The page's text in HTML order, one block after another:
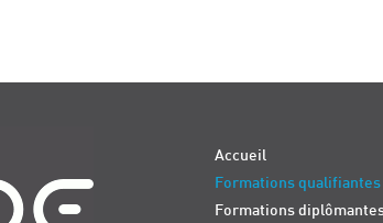
Accueil
Formations qualifiantes
Formations